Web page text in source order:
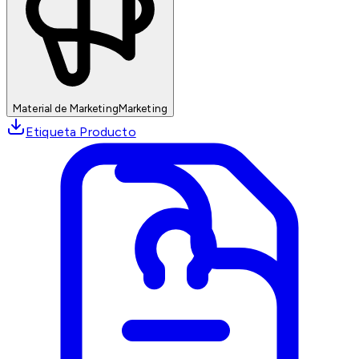
Material de MarketingMarketing
Etiqueta Producto